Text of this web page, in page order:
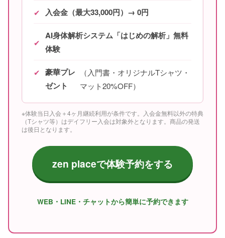
✔ 入会金（最大33,000円）→ 0円
✔
AI身体解析システム「はじめの解析」無料
体験
✔ 豪華プレ
ゼント
（入門書・オリジナルTシャツ・
マット20%OFF）
※体験当日入会＋4ヶ月継続利用が条件です。入会金無料以外の特典
（Tシャツ等）はデイフリー入会は対象外となります。商品の発送
は後日となります。
zen placeで体験予約をする
WEB・LINE・チャットから簡単に予約できます